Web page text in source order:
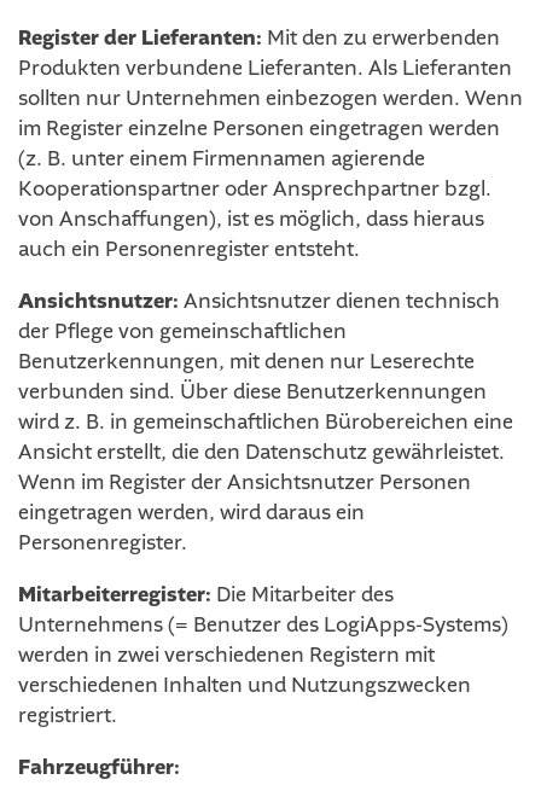
Register der Lieferanten: Mit den zu erwerbenden
Produkten verbundene Lieferanten. Als Lieferanten
sollten nur Unternehmen einbezogen werden. Wenn
im Register einzelne Personen eingetragen werden
(z. B. unter einem Firmennamen agierende
Kooperationspartner oder Ansprechpartner bzgl.
von Anschaffungen), ist es möglich, dass hieraus
auch ein Personenregister entsteht.
Ansichtsnutzer: Ansichtsnutzer dienen technisch
der Pflege von gemeinschaftlichen
Benutzerkennungen, mit denen nur Leserechte
verbunden sind. Über diese Benutzerkennungen
wird z. B. in gemeinschaftlichen Bürobereichen eine
Ansicht erstellt, die den Datenschutz gewährleistet.
Wenn im Register der Ansichtsnutzer Personen
eingetragen werden, wird daraus ein
Personenregister.
Mitarbeiterregister: Die Mitarbeiter des
Unternehmens (= Benutzer des LogiApps-Systems)
werden in zwei verschiedenen Registern mit
verschiedenen Inhalten und Nutzungszwecken
registriert.
Fahrzeugführer: